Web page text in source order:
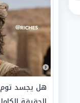
هل يجسد توم